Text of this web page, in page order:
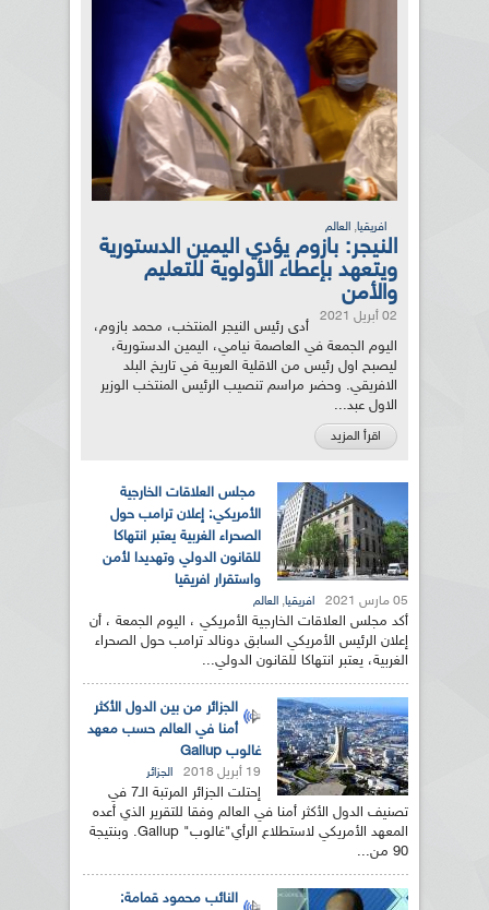
افريقيا, العالم
النيجر: بازوم يؤدي اليمين الدستورية
ويتعهد بإعطاء الأولوية للتعليم
والأمن
02 أبريل 2021
أدى رئيس النيجر المنتخب، محمد بازوم،
اليوم الجمعة في العاصمة نيامي، اليمين الدستورية،
ليصبح اول رئيس من الاقلية العربية في تاريخ البلد
الافريقي. وحضر مراسم تنصيب الرئيس المنتخب الوزير
الاول عبد...
اقرأ المزيد
مجلس العلاقات الخارجية
الأمريكي: إعلان ترامب حول
الصحراء الغربية يعتبر انتهاكا
للقانون الدولي وتهديدا لأمن
واستقرار افريقيا
05 مارس 2021 افريقيا, العالم
أكد مجلس العلاقات الخارجية الأمريكي ، اليوم الجمعة ، أن
إعلان الرئيس الأمريكي السابق دونالد ترامب حول الصحراء
الغربية، يعتبر انتهاكا للقانون الدولي...
الجزائر من بين الدول الأكثر
أمنا في العالم حسب معهد
غالوب Gallup
19 أبريل 2018 الجزائر
إحتلت الجزائر المرتبة الـ7 في
تصنيف الدول الأكثر أمنا في العالم وفقا للتقرير الذي أعده
المعهد الأمريكي لاستطلاع الرأي"غالوب" Gallup. وبنتيجة
90 من...
النائب محمود قمامة: